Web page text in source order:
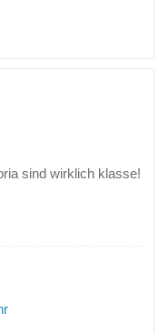
sind wirklich klasse!